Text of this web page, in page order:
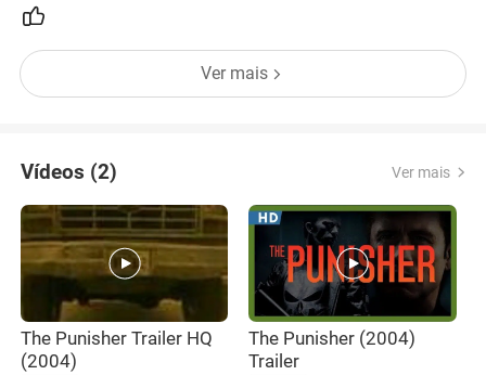
Ver mais
Vídeos (2) Ver mais
The Punisher Trailer HQ
(2004)
The Punisher (2004)
Trailer